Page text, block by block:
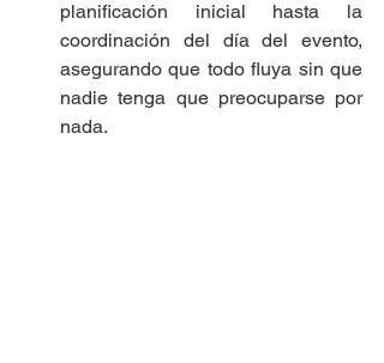
planificación inicial hasta la
coordinación del día del evento,
asegurando que todo fluya sin que
nadie tenga que preocuparse por
nada.